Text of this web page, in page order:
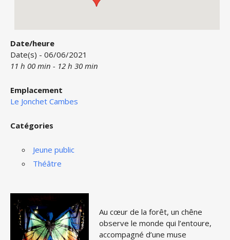
Date/heure
Date(s) - 06/06/2021
11 h 00 min - 12 h 30 min
Emplacement
Le Jonchet Cambes
Catégories
Jeune public
Théâtre
Au cœur de la forêt, un chêne
observe le monde qui l’entoure,
accompagné d’une muse